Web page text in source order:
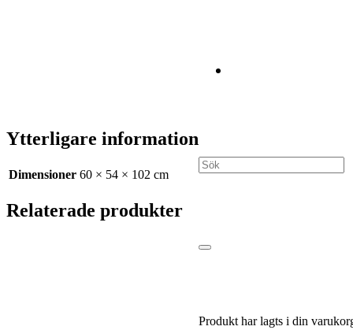
Produkt har lagts i din
Ytterligare information
Dimensioner 60 × 54 × 102 cm
Relaterade produkter